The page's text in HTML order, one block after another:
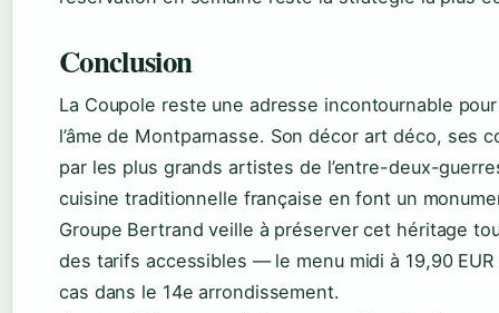
Conclusion
La Coupole reste une adresse incontournable
l’âme de Montparnasse. Son décor art déco, ses
par les plus grands artistes de l’entre-deux-
cuisine traditionnelle française en font un
Groupe Bertrand veille à préserver cet héritage
des tarifs accessibles — le menu midi à 19,90
cas dans le 14e arrondissement.